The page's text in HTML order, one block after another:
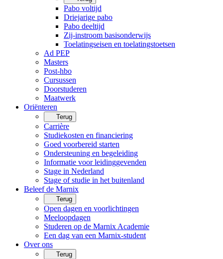
Pabo voltijd
Driejarige pabo
Pabo deeltijd
Zij-instroom basisonderwijs
Toelatingseisen en toelatingstoetsen
Ad PEP
Masters
Post-hbo
Cursussen
Doorstuderen
Maatwerk
Oriënteren
Terug
Carrière
Studiekosten en financiering
Goed voorbereid starten
Ondersteuning en begeleiding
Informatie voor leidinggevenden
Stage in Nederland
Stage of studie in het buitenland
Beleef de Marnix
Terug
Open dagen en voorlichtingen
Meeloopdagen
Studeren op de Marnix Academie
Een dag van een Marnix-student
Over ons
Terug